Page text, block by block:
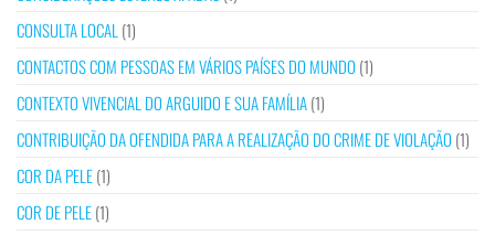
CONSULTA LOCAL (1)
CONTACTOS COM PESSOAS EM VÁRIOS PAÍSES DO MUNDO (1)
CONTEXTO VIVENCIAL DO ARGUIDO E SUA FAMÍLIA(1)
CONTRIBUIÇÃO DA OFENDIDA PARA A REALIZAÇÃO DO CRIME DE VIOLAÇÃO (1)
COR DA PELE(1)
COR DE PELE(1)